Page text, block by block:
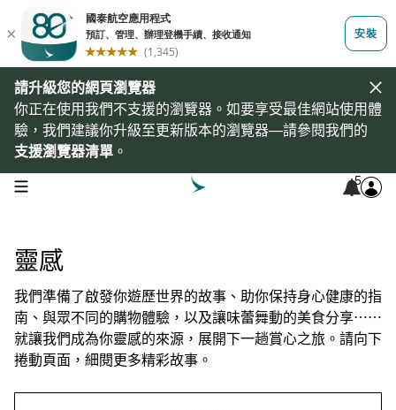
請升級您的網頁瀏覽器
你正在使用我們不支援的瀏覽器。如要享受最佳網站使用體
驗，我們建議你升級至更新版本的瀏覽器—請參閱我們的
支援瀏覽器清單 。
open navigation menu 5
靈感
我們準備了啟發你遊歷世界的故事、助你保持身心健康的指
南、與眾不同的購物體驗，以及讓味蕾舞動的美食分享⋯⋯
就讓我們成為你靈感的來源，展開下一趟賞心之旅。請向下
捲動頁面，細閱更多精彩故事。